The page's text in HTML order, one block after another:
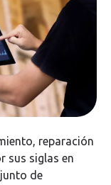
reparación
sus siglas en
de